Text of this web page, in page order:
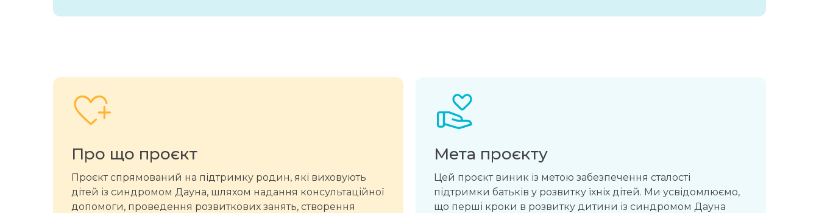
Про що проєкт
Проєкт спрямований на підтримку родин, які виховують
дітей із синдромом Дауна, шляхом надання консультаційної
допомоги, проведення розвиткових занять, створення
Мета проєкту
Цей проєкт виник із метою забезпечення сталості
підтримки батьків у розвитку їхніх дітей. Ми усвідомлюємо,
що перші кроки в розвитку дитини із синдромом Дауна